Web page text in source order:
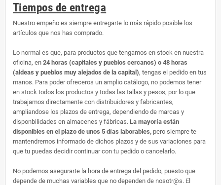
Tiempos de entrega
Nuestro empeño es siempre entregarte lo más rápido posible los
artículos que nos has comprado.
Lo normal es que, para productos que tengamos en stock en nuestra
oficina, en 24 horas (capitales y pueblos cercanos) o 48 horas
(aldeas y pueblos muy alejados de la capital), tengas el pedido en tus
manos. Para poder ofreceros un amplio catálogo, no podemos tener
en stock todos los productos y todas las tallas y pesos, por lo que
trabajamos directamente con distribuidores y fabricantes,
ampliandose los plazos de entrega, dependiendo de marcas y
disponbilidades en almacenes y fábricas. La mayoría están
disponibles en el plazo de unos 5 días laborables, pero siempre te
mantendremos informado de dichos plazos y de sus variaciones para
que tu puedas decidir continuar con tu pedido o cancelarlo.
No podemos asegurarte la hora de entrega del pedido, puesto que
depende de muchas variables que no dependen de nosotr@s. El